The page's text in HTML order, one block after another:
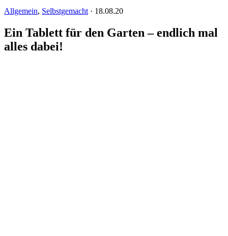
Allgemein, Selbstgemacht · 18.08.20
Ein Tablett für den Garten – endlich mal
alles dabei!